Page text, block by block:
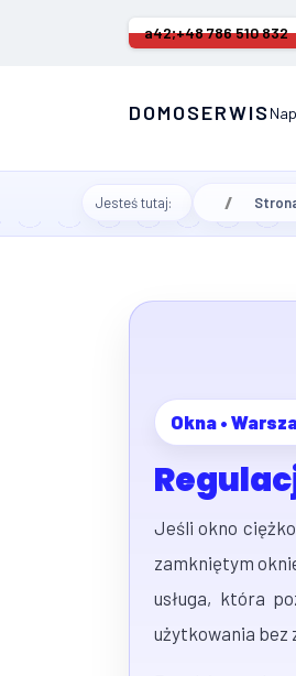
a42;+48 786 510 832
DOMOSERWIS
Jesteś tutaj:
Okna •
Jeśli okno
zamkniętym
usługa, która
użytkowania bez